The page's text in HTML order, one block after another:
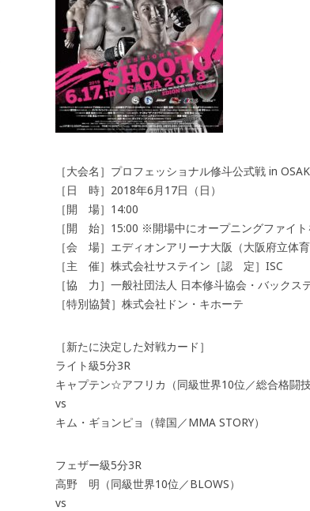
［大会名］プロフェッショナル修斗公式戦 in
［日 時］2018年6月17日（日）
［開 場］14:00
［開 始］15:00 ※開場中にオープニングファイト
［会 場］エディオンアリーナ大阪（大阪府立体育
［主 催］株式会社サステイン［認 定］ISC
［協 力］一般社団法人 日本修斗協会・バックス
［特別協賛］株式会社ドン・キホーテ
［新たに決定した対戦カード］
ライト級5分3R
キャプテン☆アフリカ（同級世界10位／総合格闘技
vs
キム・ギョンピョ（韓国／MMA STORY）
フェザー級5分3R
高野 明（同級世界10位／BLOWS）
vs